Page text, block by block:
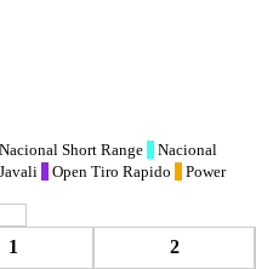
Nacional Short Range
Nacional
Open Tiro Rapido
Power
1
2